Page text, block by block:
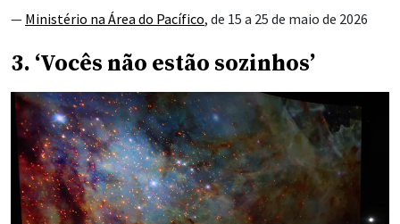
— Ministério na Área do Pacífico, de 15 a 25 de maio de 2026
3. ‘Vocês não estão sozinhos’